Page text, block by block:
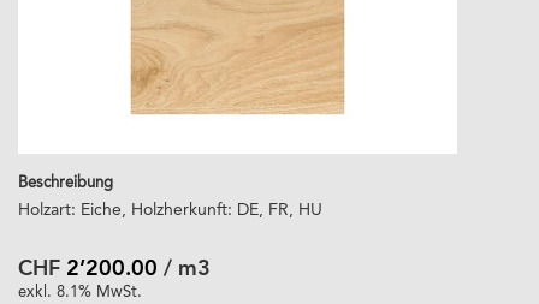
Beschreibung
Holzart: Eiche, Holzherkunft: DE, FR, HU
CHF 2’200.00 / m3
exkl. 8.1% MwSt.